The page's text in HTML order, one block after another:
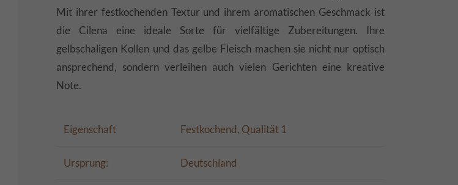
Mit ihrer festkochenden Textur und ihrem aromatischen Geschmack ist
die Cilena eine ideale Sorte für vielfältige Zubereitungen. Ihre
gelbschaligen Kollen und das gelbe Fleisch machen sie nicht nur optisch
ansprechend, sondern verleihen auch vielen Gerichten eine kreative
Note.
Eigenschaft Festkochend, Qualität 1
Ursprung: Deutschland